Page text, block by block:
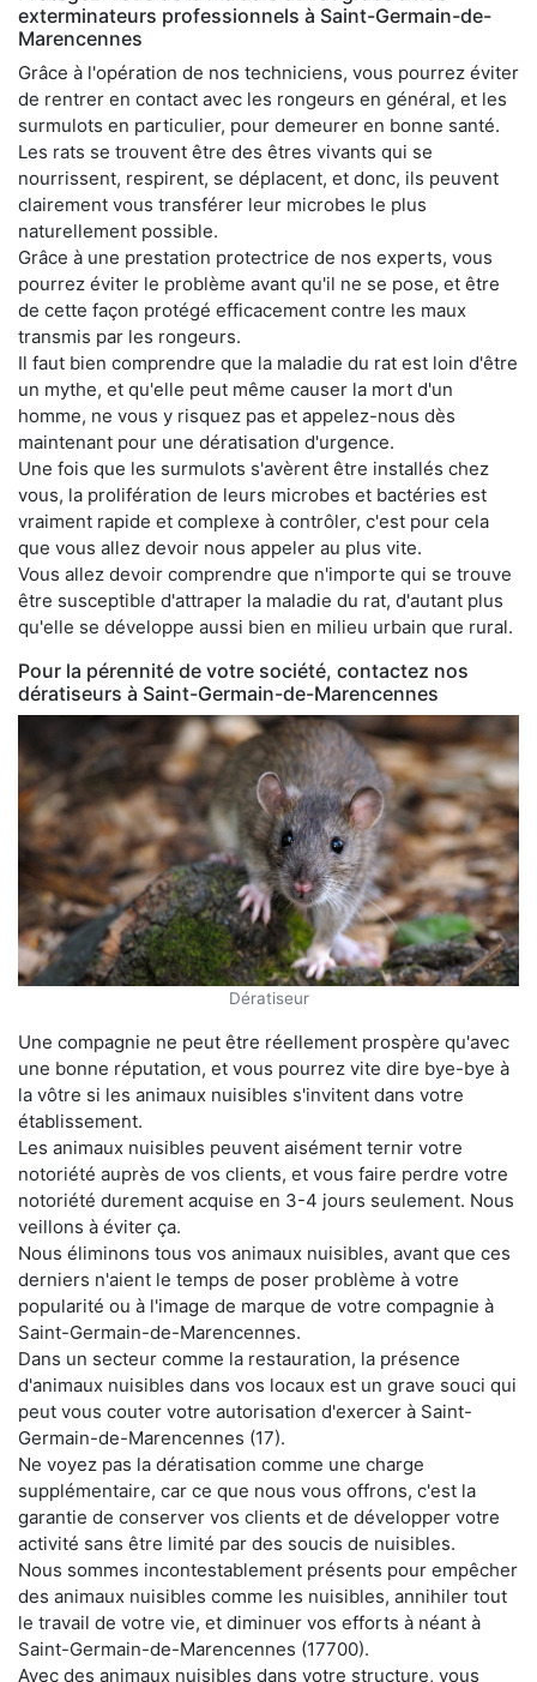
exterminateurs professionnels à Saint-Germain-de-
Marencennes
Grâce à l'opération de nos techniciens, vous pourrez éviter
de rentrer en contact avec les rongeurs en général, et les
surmulots en particulier, pour demeurer en bonne santé.
Les rats se trouvent être des êtres vivants qui se
nourrissent, respirent, se déplacent, et donc, ils peuvent
clairement vous transférer leur microbes le plus
naturellement possible.
Grâce à une prestation protectrice de nos experts, vous
pourrez éviter le problème avant qu'il ne se pose, et être
de cette façon protégé efficacement contre les maux
transmis par les rongeurs.
Il faut bien comprendre que la maladie du rat est loin d'être
un mythe, et qu'elle peut même causer la mort d'un
homme, ne vous y risquez pas et appelez-nous dès
maintenant pour une dératisation d'urgence.
Une fois que les surmulots s'avèrent être installés chez
vous, la prolifération de leurs microbes et bactéries est
vraiment rapide et complexe à contrôler, c'est pour cela
que vous allez devoir nous appeler au plus vite.
Vous allez devoir comprendre que n'importe qui se trouve
être susceptible d'attraper la maladie du rat, d'autant plus
qu'elle se développe aussi bien en milieu urbain que rural.
Pour la pérennité de votre société, contactez nos
dératiseurs à Saint-Germain-de-Marencennes
Dératiseur
Une compagnie ne peut être réellement prospère qu'avec
une bonne réputation, et vous pourrez vite dire bye-bye à
la vôtre si les animaux nuisibles s'invitent dans votre
établissement.
Les animaux nuisibles peuvent aisément ternir votre
notoriété auprès de vos clients, et vous faire perdre votre
notoriété durement acquise en 3-4 jours seulement. Nous
veillons à éviter ça.
Nous éliminons tous vos animaux nuisibles, avant que ces
derniers n'aient le temps de poser problème à votre
popularité ou à l'image de marque de votre compagnie à
Saint-Germain-de-Marencennes.
Dans un secteur comme la restauration, la présence
d'animaux nuisibles dans vos locaux est un grave souci qui
peut vous couter votre autorisation d'exercer à Saint-
Germain-de-Marencennes (17).
Ne voyez pas la dératisation comme une charge
supplémentaire, car ce que nous vous offrons, c'est la
garantie de conserver vos clients et de développer votre
activité sans être limité par des soucis de nuisibles.
Nous sommes incontestablement présents pour empêcher
des animaux nuisibles comme les nuisibles, annihiler tout
le travail de votre vie, et diminuer vos efforts à néant à
Saint-Germain-de-Marencennes (17700).
Avec des animaux nuisibles dans votre structure, vous